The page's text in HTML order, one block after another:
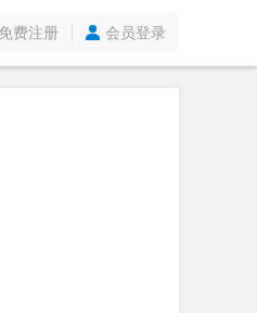
免费注册 会员登录